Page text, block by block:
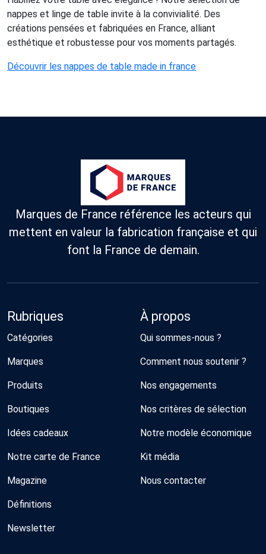
nappes et linge de table invite à la convivialité. Des
créations pensées et fabriquées en France, alliant
esthétique et robustesse pour vos moments partagés.
Découvrir les nappes de table made in france
Marques de France référence les acteurs qui
mettent en valeur la fabrication française et qui
font la France de demain.
Rubriques
Catégories
Marques
Produits
Boutiques
Idées cadeaux
Notre carte de France
Magazine
Définitions
Newsletter
À propos
Qui sommes-nous ?
Comment nous soutenir ?
Nos engagements
Nos critères de sélection
Notre modèle économique
Kit média
Nous contacter